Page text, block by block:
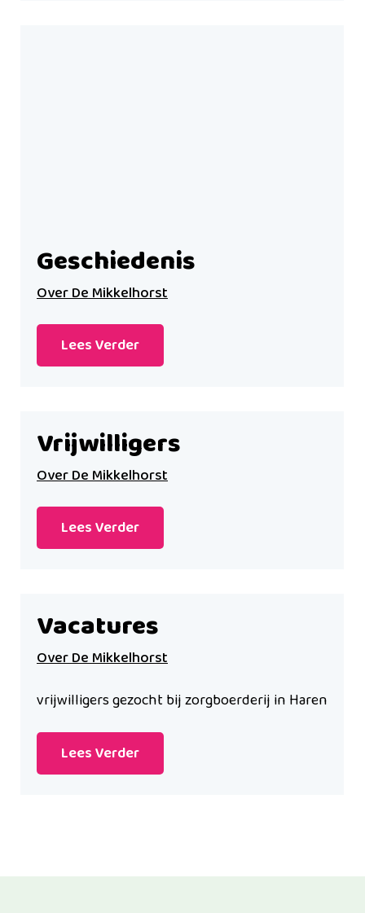
Geschiedenis
Over De Mikkelhorst
Lees Verder
Vrijwilligers
Over De Mikkelhorst
Lees Verder
Vacatures
Over De Mikkelhorst
vrijwilligers gezocht bij zorgboerderij in Haren
Lees Verder